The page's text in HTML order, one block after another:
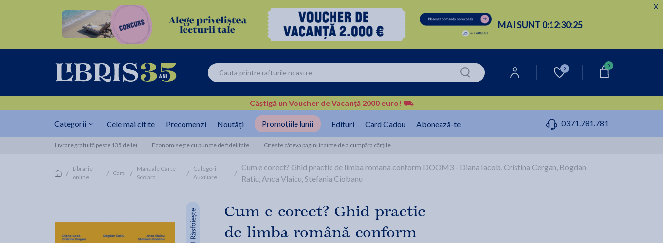
MAI SUNT 0:12:30:24
X
0
0
Câștigă un Voucher de Vacanță 2000 euro! ⛟
Categorii Cele mai citite Precomenzi Noutăți Promoțiile lunii Edituri Card Cadou Abonează-te 0371.781.781
Livrare gratuită peste 135 de lei Economisește cu puncte de fidelitate Citeste câteva pagini înainte de a cumpăra cărțile
/ Librarie
online
/ Carti /
Manuale Carte
Scolara
/ Culegeri
Auxiliare
/
Cum e corect? Ghid practic de limba romana conform DOOM3 - Diana Iacob, Cristina Cergan, Bogdan
Ratiu, Anca Vlaicu, Stefania Ciobanu
Cum e corect? Ghid practic
de limba română conform